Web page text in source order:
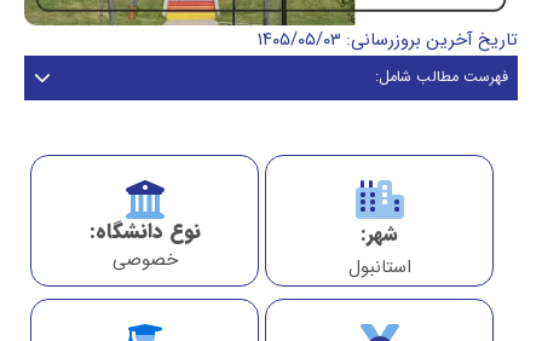
تاریخ آخرین بروزرسانی: ۱۴۰۵/۰۵/۰۳
فهرست مطالب شامل:
شهر:
استانبول
نوع دانشگاه:
خصوصی